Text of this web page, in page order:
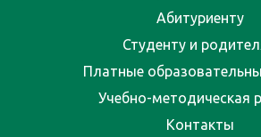
Абитуриенту
Студенту и
Платные
Учебно-методическая
Контакты